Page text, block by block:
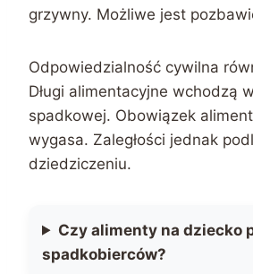
grzywny. Możliwe jest
Odpowiedzialność cywilna
Długi alimentacyjne wchodzą
spadkowej. Obowiązek
wygasa. Zaległości jednak
dziedziczeniu.
Czy alimenty na dziecko
spadkobierców?